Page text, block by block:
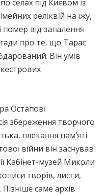
селах під Києвом із
реліквій на їжу,
помер від запалення
про те, що Тарас
Він умів
Остапові
збереження творчого
плекання пам’яті
війни він заснував
Кабінет-музей Миколи
творів, листи,
саме архів